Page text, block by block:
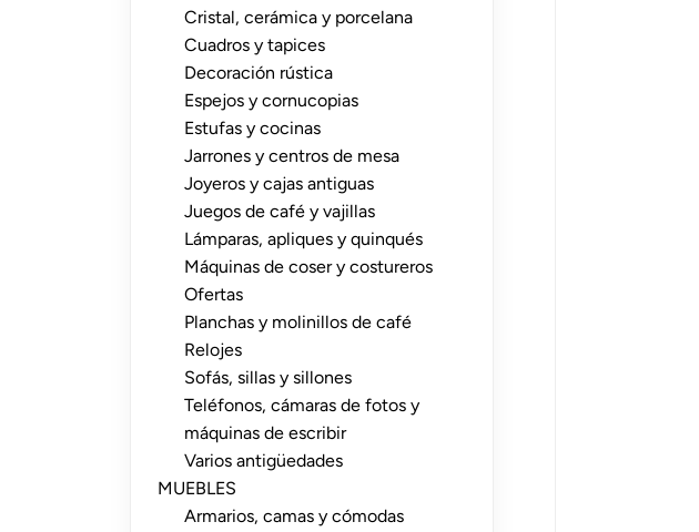
Cristal, cerámica y porcelana
Cuadros y tapices
Decoración rústica
Espejos y cornucopias
Estufas y cocinas
Jarrones y centros de mesa
Joyeros y cajas antiguas
Juegos de café y vajillas
Lámparas, apliques y quinqués
Máquinas de coser y costureros
Ofertas
Planchas y molinillos de café
Relojes
Sofás, sillas y sillones
Teléfonos, cámaras de fotos y
máquinas de escribir
Varios antigüedades
MUEBLES
Armarios, camas y cómodas